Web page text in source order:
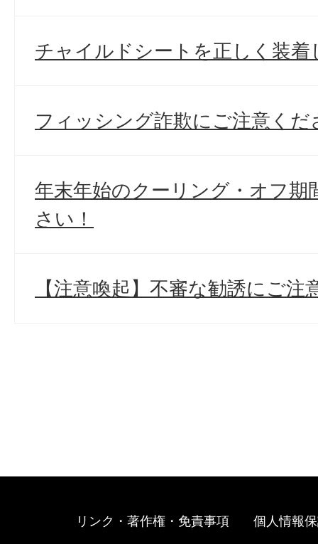
チャイルドシートを正しく装着
フィッシング詐欺にご注意くだ
年末年始のクーリング・オフ期
さい！
【注意喚起】不審な勧誘にご注
リンク・著作権・免責事項 個人情報